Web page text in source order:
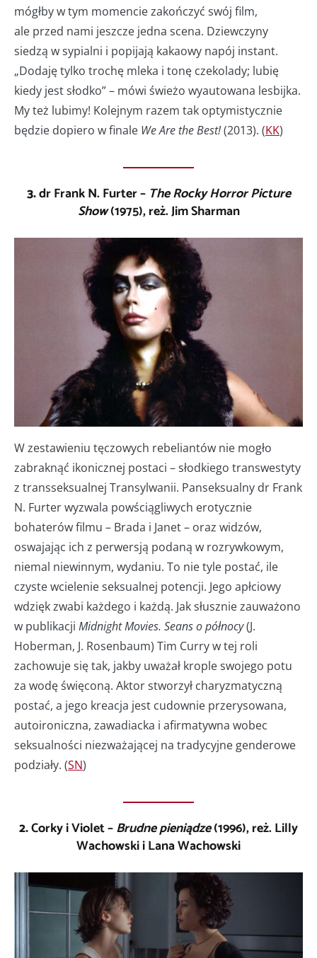
mógłby w tym momencie zakończyć swój film,
ale przed nami jeszcze jedna scena. Dziewczyny
siedzą w sypialni i popijają kakaowy napój instant.
„Dodaję tylko trochę mleka i tonę czekolady; lubię
kiedy jest słodko” – mówi świeżo wyautowana lesbijka.
My też lubimy! Kolejnym razem tak optymistycznie
będzie dopiero w finale We Are the Best!(2013). (KK)
3.dr Frank N. Furter – The Rocky Horror Picture
Show(1975), reż. Jim Sharman
W zestawieniu tęczowych rebeliantów nie mogło
zabraknąć ikonicznej postaci – słodkiego transwestyty
z transseksualnej Transylwanii. Panseksualny dr Frank
N. Furter wyzwala powściągliwych erotycznie
bohaterów filmu – Brada i Janet – oraz widzów,
oswajając ich z perwersją podaną w rozrywkowym,
niemal niewinnym, wydaniu. To nie tyle postać, ile
czyste wcielenie seksualnej potencji. Jego apłciowy
wdzięk zwabi każdego i każdą. Jak słusznie zauważono
w publikacji Midnight Movies. Seans o północy(J.
Hoberman, J. Rosenbaum) Tim Curry w tej roli
zachowuje się tak, jakby uważał krople swojego potu
za wodę święconą. Aktor stworzył charyzmatyczną
postać, a jego kreacja jest cudownie przerysowana,
autoironiczna, zawadiacka i afirmatywna wobec
seksualności niezważającej na tradycyjne genderowe
podziały. (SN)
2.Corky i Violet–Brudne pieniądze(1996), reż. Lilly
Wachowski i Lana Wachowski